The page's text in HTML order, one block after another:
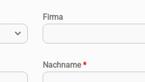
Firma
Nachname*